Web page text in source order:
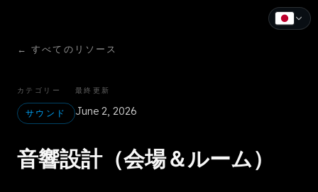
← すべてのリソース
カテゴリー
サウンド
最終更新
June 2, 2026
音響設計（会場＆ルーム）